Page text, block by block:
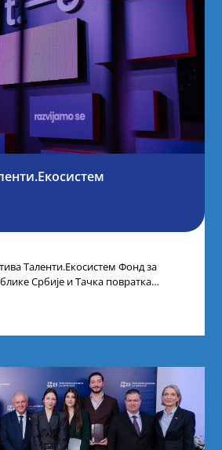
Таленти.Екосистем Фонд за
Србије и Тачка повратка